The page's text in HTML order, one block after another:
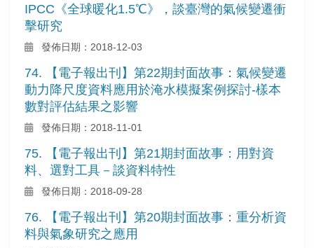
IPCC《全球暖化1.5℃》，談臺灣的氣候變遷衝
擊研究
發佈日期：2018-12-03
74. 【電子報出刊】第22期封面故事：氣候變遷
動力降尺度資料應用於淹水模擬案例探討-樣本
數對評估結果之影響
發佈日期：2018-11-01
75. 【電子報出刊】第21期封面故事：用對資
料、選對工具－談資料特性
發佈日期：2018-09-28
76. 【電子報出刊】第20期封面故事：重分析資
料與氣象研究之應用